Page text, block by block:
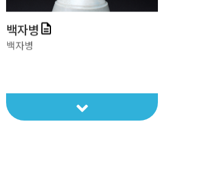
백자병
백자병